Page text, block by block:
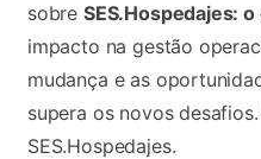
sobre SES.Hospedajes: o
impacto na gestão
mudança e as
supera os novos
SES.Hospedajes.